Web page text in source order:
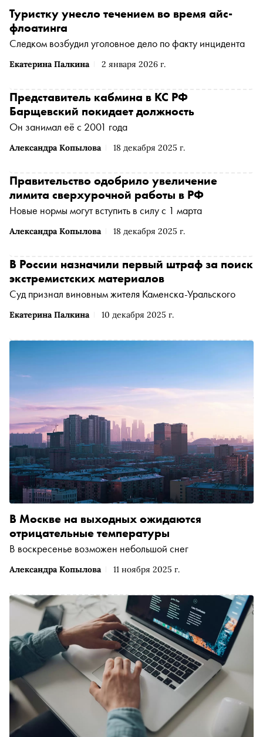
Екатерина Палкина 2 января 2026 г.
Туристку унесло течением во время айс-
флоатинга
Следком возбудил уголовное дело по факту инцидента
Александра Копылова 18 декабря 2025 г.
Представитель кабмина в КС РФ
Барщевский покидает должность
Он занимал её с 2001 года
Александра Копылова 18 декабря 2025 г.
Правительство одобрило увеличение
лимита сверхурочной работы в РФ
Новые нормы могут вступить в силу с 1 марта
Екатерина Палкина 10 декабря 2025 г.
В России назначили первый штраф за поиск
экстремистских материалов
Суд признал виновным жителя Каменска-Уральского
Александра Копылова 11 ноября 2025 г.
В Москве на выходных ожидаются
отрицательные температуры
В воскресенье возможен небольшой снег